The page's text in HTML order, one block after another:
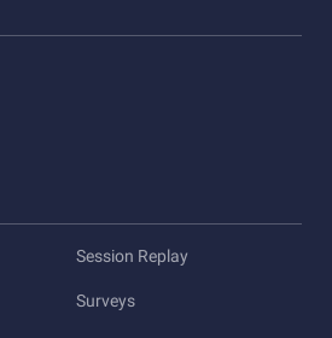
Session Replay
Surveys